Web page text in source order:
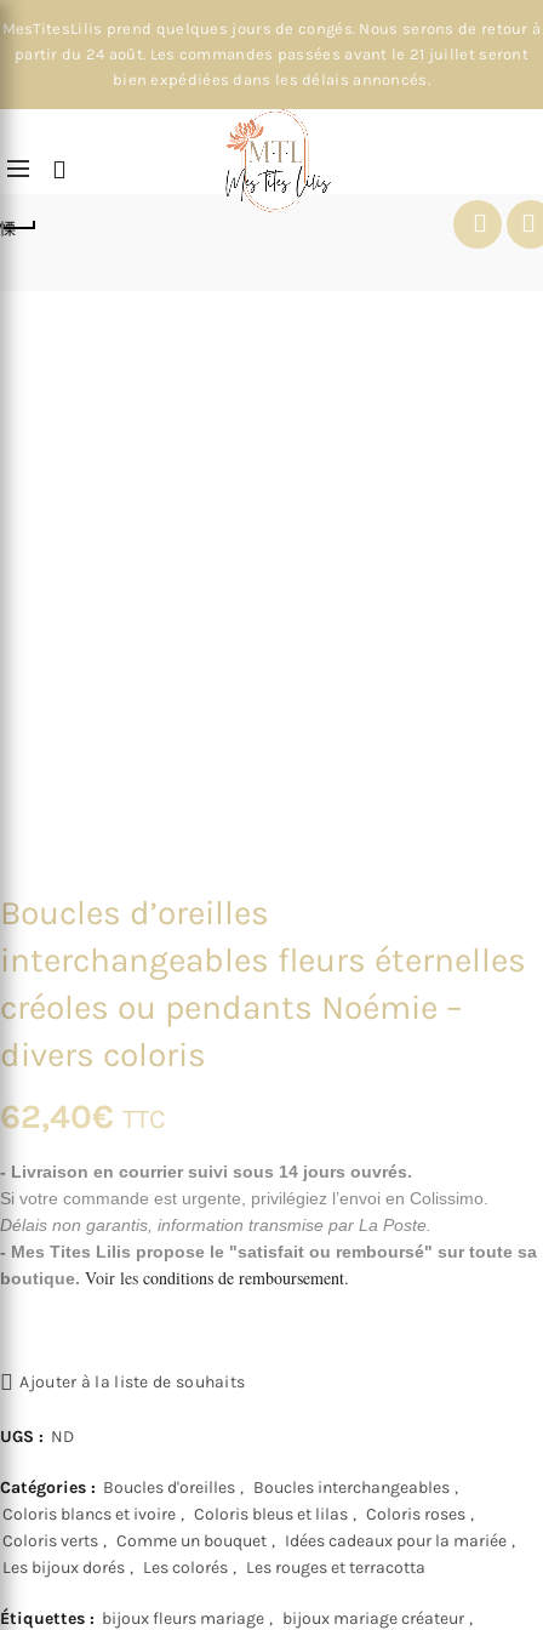
MesTitesLilis prend quelques jours de congés. Nous serons de retour à
partir du 24 août. Les commandes passées avant le 21 juillet seront
bien expédiées dans les délais annoncés.
Boucles d’oreilles
interchangeables fleurs éternelles
créoles ou pendants Noémie –
divers coloris
62,40€ TTC
- Livraison en courrier suivi sous 14 jours ouvrés.
Si votre commande est urgente, privilégiez l’envoi en Colissimo.
Délais non garantis, information transmise par La Poste.
- Mes Tites Lilis propose le "satisfait ou remboursé" sur toute sa
boutique. Voir les conditions de remboursement.
Ajouter à la liste de souhaits
UGS : ND
Catégories : Boucles d'oreilles , Boucles interchangeables ,
Coloris blancs et ivoire , Coloris bleus et lilas , Coloris roses ,
Coloris verts , Comme un bouquet , Idées cadeaux pour la mariée ,
Les bijoux dorés , Les colorés , Les rouges et terracotta
Étiquettes : bijoux fleurs mariage , bijoux mariage créateur ,